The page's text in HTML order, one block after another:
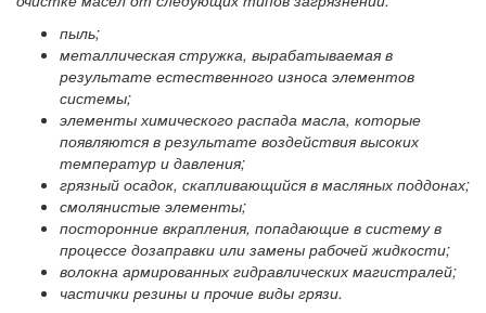
пыль;
металлическая стружка, вырабатываемая в
результате естественного износа элементов
системы;
элементы химического распада масла, которые
появляются в результате воздействия высоких
температур и давления;
грязный осадок, скапливающийся в масляных поддонах;
смолянистые элементы;
посторонние вкрапления, попадающие в систему в
процессе дозаправки или замены рабочей жидкости;
волокна армированных гидравлических магистралей;
частички резины и прочие виды грязи.